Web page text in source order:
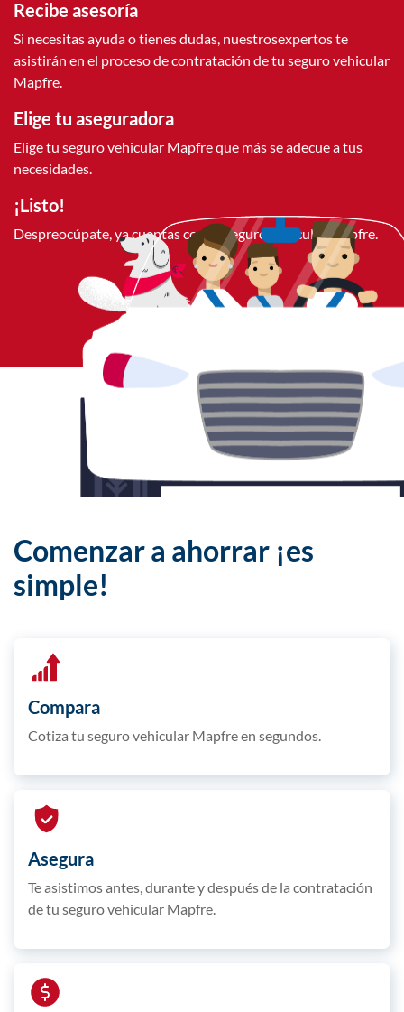
Recibe asesoría
Si necesitas ayuda o tienes dudas, nuestrosexpertos te
asistirán en el proceso de contratación de tu seguro vehicular
Mapfre.​
Elige tu aseguradora​
Elige tu seguro vehicular Mapfre que más se adecue a tus
necesidades.
¡Listo!​
Despreocúpate, ya cuentas con tu seguro vehicular Mapfre.
Comenzar a ahorrar ¡es
simple!​
Compara
Cotiza tu seguro vehicular Mapfre en segundos.
Asegura​
Te asistimos antes, durante y después de la contratación
de tu seguro vehicular Mapfre.